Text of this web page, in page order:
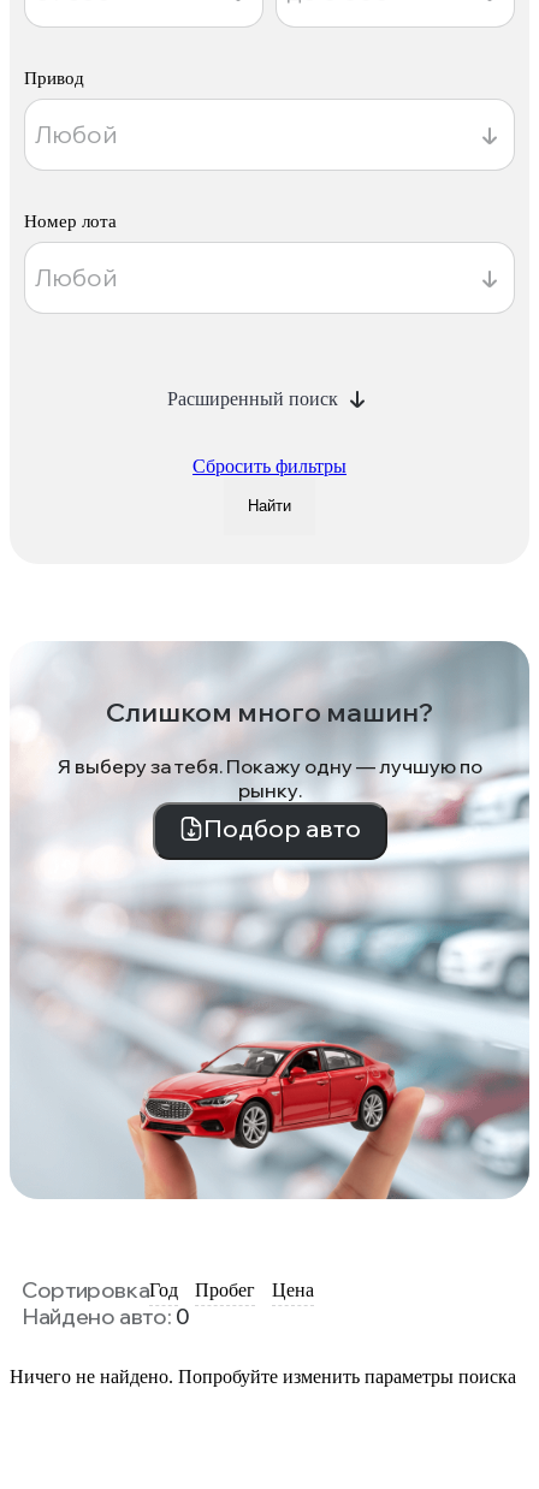
Привод
Номер лота
Расширенный поиск
Сбросить фильтры
Найти
Слишком много машин?
Я выберу за тебя. Покажу одну — лучшую по
рынку.
Подбор авто
СортировкаГод Пробег Цена
Найдено авто: 0
Ничего не найдено. Попробуйте изменить параметры поиска